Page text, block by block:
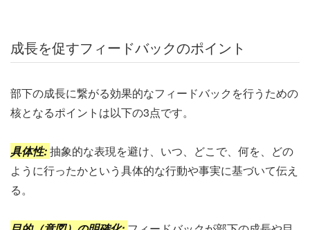
成長を促すフィードバックのポイント
部下の成長に繋がる効果的なフィードバックを行うための
核となるポイントは以下の3点です。
具体性:抽象的な表現を避け、いつ、どこで、何を、どの
ように行ったかという具体的な行動や事実に基づいて伝え
る。